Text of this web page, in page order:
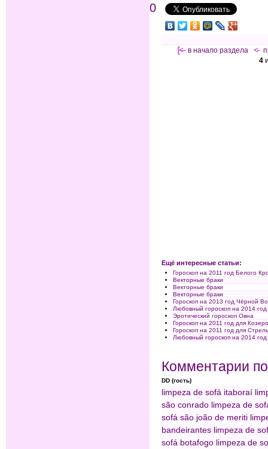
0
[<— в начало раздела <-
4
Ещё интересные статьи:
Гороскоп на 2011 год Белого
Векторные браки
Векторные браки
Векторные браки
Гороскоп на 2013 год Чёрной
Любовный гороскоп на 2014
Эротический гороскоп Овна
Гороскоп на 2011 год для
Гороскоп на 2011 год для
Любовный гороскоп на 2014
Комментарии
DD (гость)
limpeza de sofá itaboraí
são conrado limpeza de
sofá são joão de meriti
bandeirantes limpeza de
sofá botafogo limpeza de